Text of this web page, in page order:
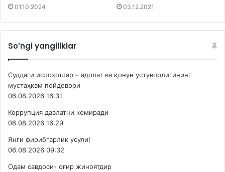
01.10.2024 03.12.2021
So’ngi yangiliklar
Суддаги ислоҳотлар – адолат ва қонун устуворлигининг
мустаҳкам пойдевори
06.08.2026 16:31
Коррупция давлатни кемиради
06.08.2026 16:29
Янги фирибгарлик усули!
06.08.2026 09:32
Одам савдоси- оғир жиноятдир